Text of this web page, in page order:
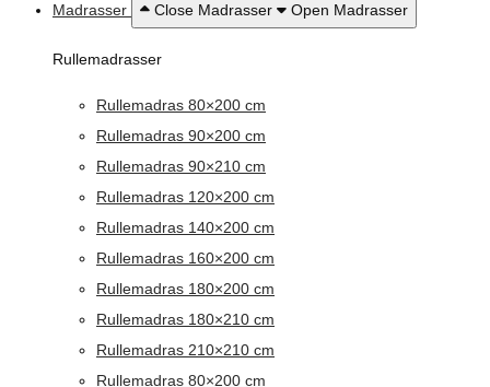
Madrasser
Close Madrasser Open Madrasser
Rullemadrasser
Rullemadras 80×200 cm
Rullemadras 90×200 cm
Rullemadras 90×210 cm
Rullemadras 120×200 cm
Rullemadras 140×200 cm
Rullemadras 160×200 cm
Rullemadras 180×200 cm
Rullemadras 180×210 cm
Rullemadras 210×210 cm
Rullemadras 80×200 cm